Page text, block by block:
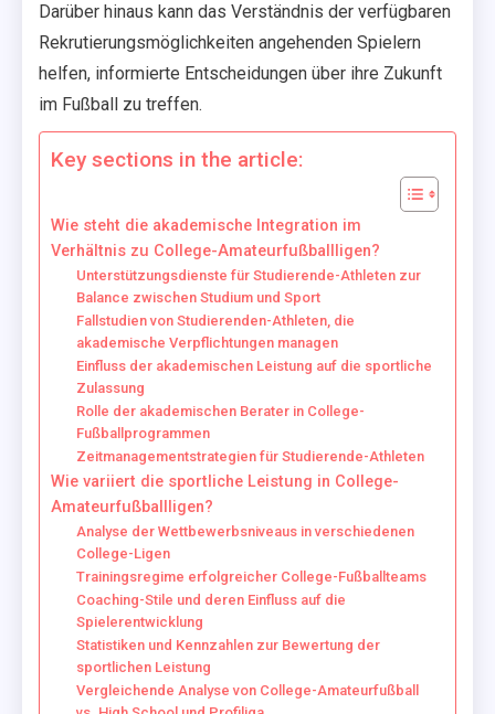
Darüber hinaus kann das Verständnis der verfügbaren
Rekrutierungsmöglichkeiten angehenden Spielern
helfen, informierte Entscheidungen über ihre Zukunft
im Fußball zu treffen.
Key sections in the article:
Wie steht die akademische Integration im
Verhältnis zu College-Amateurfußballligen?
Unterstützungsdienste für Studierende-Athleten zur
Balance zwischen Studium und Sport
Fallstudien von Studierenden-Athleten, die
akademische Verpflichtungen managen
Einfluss der akademischen Leistung auf die sportliche
Zulassung
Rolle der akademischen Berater in College-
Fußballprogrammen
Zeitmanagementstrategien für Studierende-Athleten
Wie variiert die sportliche Leistung in College-
Amateurfußballligen?
Analyse der Wettbewerbsniveaus in verschiedenen
College-Ligen
Trainingsregime erfolgreicher College-Fußballteams
Coaching-Stile und deren Einfluss auf die
Spielerentwicklung
Statistiken und Kennzahlen zur Bewertung der
sportlichen Leistung
Vergleichende Analyse von College-Amateurfußball